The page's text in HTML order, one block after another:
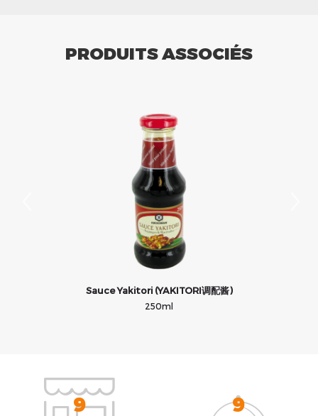
PRODUITS ASSOCIÉS
Sauce Yakitori (YAKITORI调配酱)
250ml
9 9